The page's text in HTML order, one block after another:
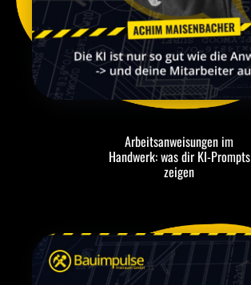
Arbeitsanweisungen im
Handwerk: was dir KI-Prompts
zeigen